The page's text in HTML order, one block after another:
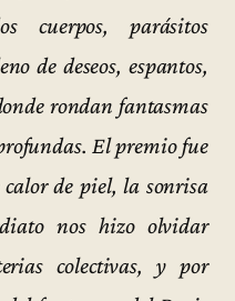
cuerpos, parásitos
de deseos, espantos,
rondan fantasmas
El premio fue
de piel, la sonrisa
nos hizo olvidar
colectivas, y por